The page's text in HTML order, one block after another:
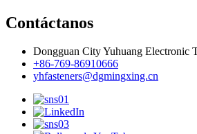
Contáctanos
Dongguan City Yuhuang Electronic
+86-769-86910666
yhfasteners@dgmingxing.cn